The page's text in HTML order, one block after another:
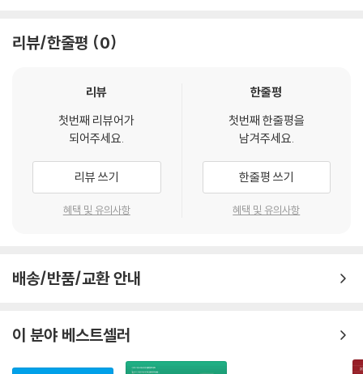
의 반범위 모의고사 형식으로 담았습니다.
2. 집중 마스터를 위한 다양한 유형 접근
야 하기 때문입니다. 진도별 모의고사를 통해 해당 쟁점과 주제에 대해 출
제 가능한 모든 유형의 문제를 집중적으로 훈련함으로써 보다 완벽하게 실
전에 대비할 수 있습니다.
3. 최신 개정법령 및 판례 완벽 반영
례 지문은 쟁점을 하나하나 분석하여 응용문제에도 적용할 수 있도록 하였
4. 중요 지문들의 반복으로 집중적인 헌법 내공 강화
단순히 문제를 푸는 것은 단편적인 지식 확인에 그치기 쉽습니다. 본 교재
리뷰/한줄평 0
리뷰
첫번째 리뷰어가
되어주세요.
리뷰 쓰기
혜택 및 유의사항
한줄평
첫번째 한줄평을
남겨주세요.
한줄평 쓰기
혜택 및 유의사항
배송/반품/교환 안내
이 분야 베스트셀러